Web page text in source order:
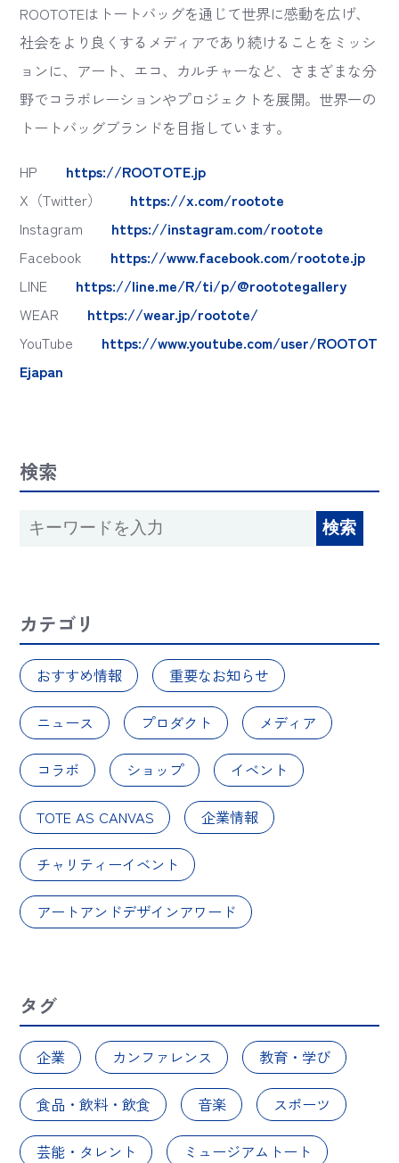
ROOTOTEはトートバッグを通じて世界に感動を広げ、
社会をより良くするメディアであり続けることをミッシ
ョンに、アート、エコ、カルチャーなど、さまざまな分
野でコラボレーションやプロジェクトを展開。世界一の
トートバッグブランドを目指しています。
HP https://ROOTOTE.jp
X（Twitter） https://x.com/rootote
Instagram https://instagram.com/rootote
Facebook https://www.facebook.com/rootote.jp
LINE https://line.me/R/ti/p/@roototegallery
WEAR https://wear.jp/rootote/
YouTube https://www.youtube.com/user/ROOTOT
Ejapan
検索
カテゴリ
おすすめ情報 重要なお知らせ
ニュース プロダクト メディア
コラボ ショップ イベント
TOTE AS CANVAS 企業情報
チャリティーイベント
アートアンドデザインアワード
タグ
企業 カンファレンス 教育・学び
食品・飲料・飲食 音楽 スポーツ
芸能・タレント ミュージアムトート